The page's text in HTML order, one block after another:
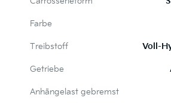
Farbe
Treibstoff Voll-
Getriebe
Anhängelast gebremst